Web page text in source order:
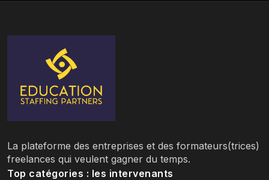
La plateforme des entreprises et des formateurs(trices)
freelances qui veulent gagner du temps.
Top catégories : les intervenants